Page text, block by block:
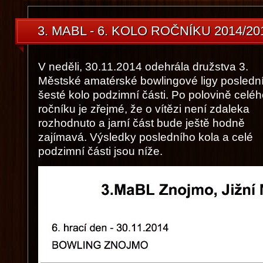
3. MABL - 6. KOLO ROČNÍKU 2014/
V neděli, 30.11.2014 odehrála družstva 3.
Městské amatérské bowlingové ligy
šesté kolo podzimní části. Po polovině
ročníku je zřejmé, že o vítězi není zdaleka
rozhodnuto a jarní část bude ještě hodně
zajímavá. Výsledky posledního kola a celé
podzimní části jsou níže.